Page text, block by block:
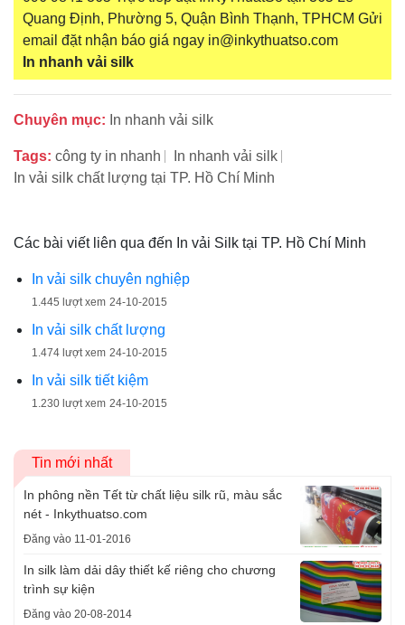
Quang Định, Phường 5, Quận Bình Thạnh, TPHCM Gửi
email đặt nhận báo giá ngay in@inkythuatso.com
In nhanh vải silk
Chuyên mục: In nhanh vải silk
Tags: công ty in nhanh
In nhanh vải silk
In vải silk chất lượng tại TP. Hồ Chí Minh
Các bài viết liên qua đến In vải Silk tại TP. Hồ Chí Minh
In vải silk chuyên nghiệp
1.445 lượt xem 24-10-2015
In vải silk chất lượng
1.474 lượt xem 24-10-2015
In vải silk tiết kiệm
1.230 lượt xem 24-10-2015
Tin mới nhất
In phông nền Tết từ chất liệu silk rũ, màu sắc
nét - Inkythuatso.com
Đăng vào 11-01-2016
In silk làm dải dây thiết kế riêng cho chương
trình sự kiện
Đăng vào 20-08-2014